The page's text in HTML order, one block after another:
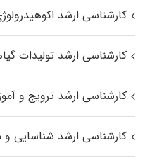
کارشناسی ارشد
کارشناسی ارشد تولیدات
کارشناسی ارشد ترویج و
کارشناسی ارشد شناسایی و